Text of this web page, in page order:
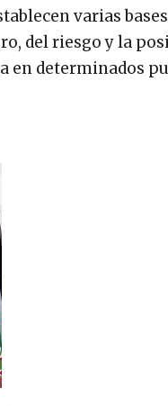
varias
del riesgo y la
en determinados